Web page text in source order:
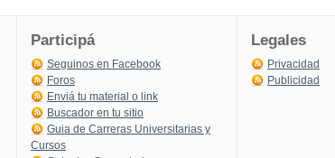
Participá
Seguinos en Facebook
Foros
Enviá tu material o link
Buscador en tu sitio
Guia de Carreras Universitarias y
Cursos
Legales
Privacidad
Publicidad